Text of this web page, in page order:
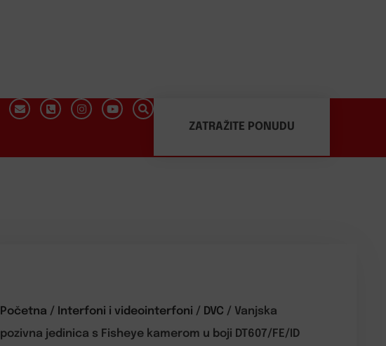
ZATRAŽITE PONUDU
Početna / Interfoni i videointerfoni / DVC / Vanjska
pozivna jedinica s Fisheye kamerom u boji DT607/FE/ID